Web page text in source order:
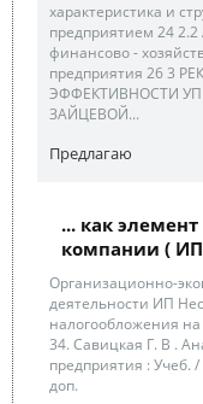
характеристика и
предприятием 24
финансово -
предприятия 26 3
ЭФФЕКТИВНОСТИ
ЗАЙЦЕВОЙ...
Предлагаю
... как
компании ( ИП
Организационно-
деятельности ИП
налогообложения
34. Савицкая Г. В .
предприятия : Учеб.
доп.